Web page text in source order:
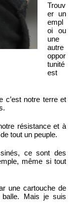
Trouv
er un
empl
oi ou
une
autre
oppor
tunité
est
c’est notre terre et
résistance et à
tout un peuple.
ce sont des
même si tout
une cartouche de
Mais je suis